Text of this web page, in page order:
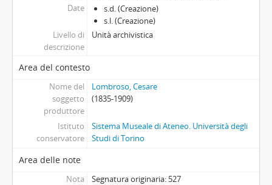
Date
s.d. (Creazione)
s.l. (Creazione)
Livello di
descrizione
Unità archivistica
Area del contesto
Nome del
soggetto
produttore
Lombroso, Cesare
(1835-1909)
Istituto
conservatore
Sistema Museale di Ateneo. Università degli
Studi di Torino
Area delle note
Nota Segnatura originaria: 527